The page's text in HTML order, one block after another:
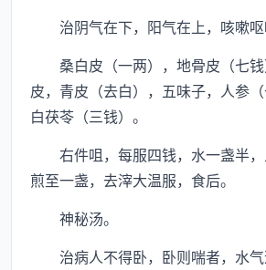
治阴气在下，阳气在上，咳嗽呕
桑白皮（一两），地骨皮（七钱
皮，青皮（去白），五味子，人参（
白茯苓（三钱）。
右件咀，每服四钱，水一盏半，
煎至一盏，去滓大温服，食后。
神秘汤。
治病人不得卧，卧则喘者，水气